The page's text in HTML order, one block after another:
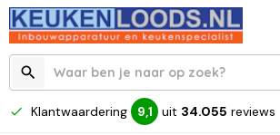
Klantwaardering 9,1 uit 34.055 reviews